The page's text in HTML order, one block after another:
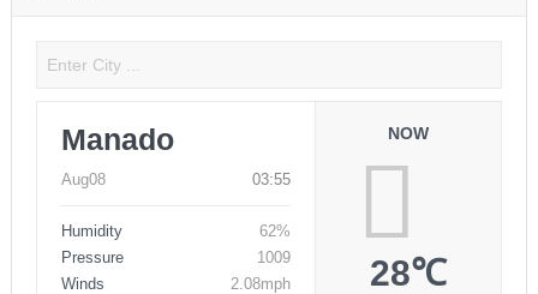
Manado
Aug08 03:55
Humidity
62%
Pressure
1009
Winds
2.08mph
NOW
28℃